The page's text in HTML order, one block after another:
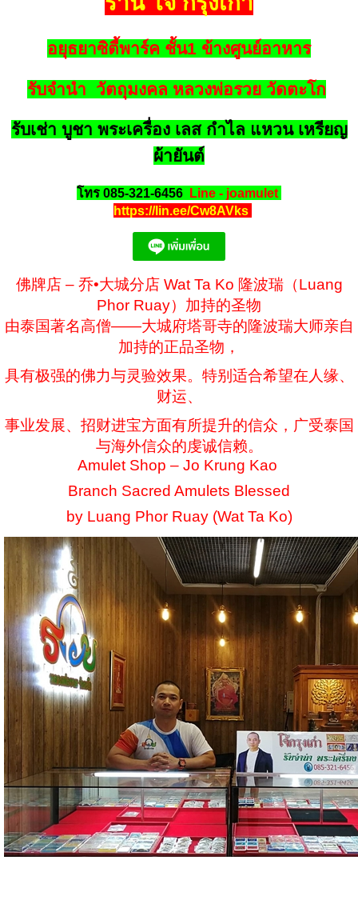
อยุธยาซิตี้พาร์ค ชั้น1 ข้างศูนย์อาหาร
รับจำนำ วัตถุมงคล หลวงพ่อรวย วัดตะโก
รับเช่า บูชา พระเครื่อง เลส กำไล แหวน เหรียญ
ผ้ายันต์
โทร 085-321-6456
Line - joamulet
https://lin.ee/Cw8AVks
佛牌店 – 乔•大城分店 Wat Ta Ko 隆波瑞（Luang
Phor Ruay）加持的圣物
由泰国著名高僧——大城府塔哥寺的隆波瑞大师亲自
加持的正品圣物，
具有极强的佛力与灵验效果。特别适合希望在人缘、
财运、
事业发展、招财进宝方面有所提升的信众，广受泰国
与海外信众的虔诚信赖。
Amulet Shop – Jo Krung Kao
Branch Sacred Amulets Blessed
by Luang Phor Ruay (Wat Ta Ko)